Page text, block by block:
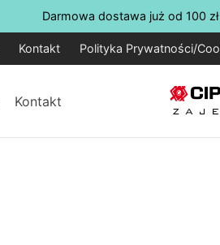
Darmowa dostawa już od 100 zł
Kontakt Polityka Prywatności/
Kontakt